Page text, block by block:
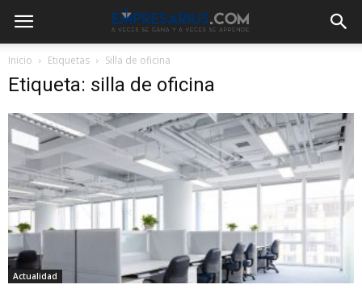
Inicio Etiquetas Silla de oficina
Etiqueta: silla de oficina
Actualidad